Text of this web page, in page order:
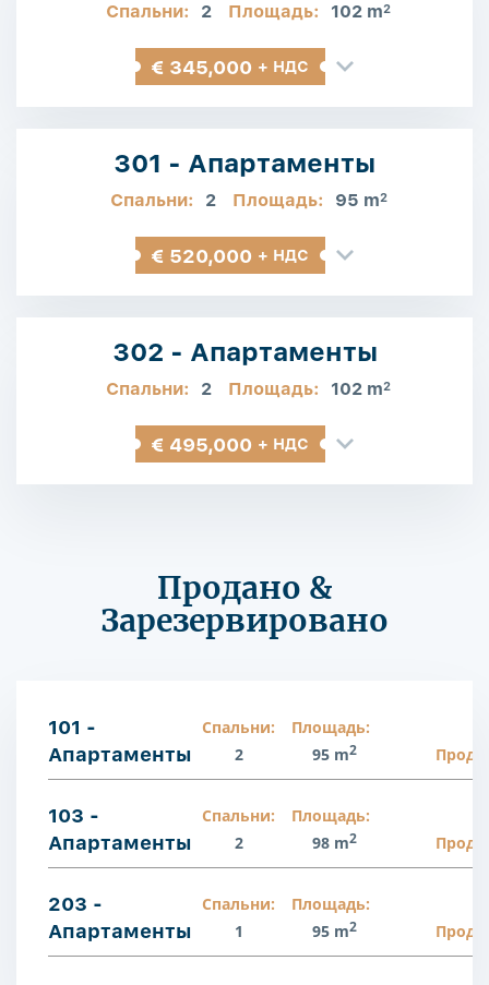
Спальни: 2 Площадь: 102 m2
€ 345,000 + НДС
301 - Апартаменты
Спальни: 2 Площадь: 95 m2
€ 520,000 + НДС
302 - Апартаменты
Спальни: 2 Площадь: 102 m2
€ 495,000 + НДС
Продано &
Зарезервировано
101 -
Апартаменты
Спальни:
2
Площадь:
95 m2
103 -
Апартаменты
Спальни:
2
Площадь:
98 m2
203 -
Апартаменты
Спальни:
1
Площадь:
95 m2